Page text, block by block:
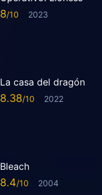
8 2023
La casa del dragón
8.38 2022
Bleach
8.4 2004